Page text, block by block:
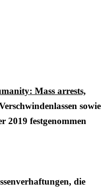
Mass arrests,
sowie
2019 festgenommen
die